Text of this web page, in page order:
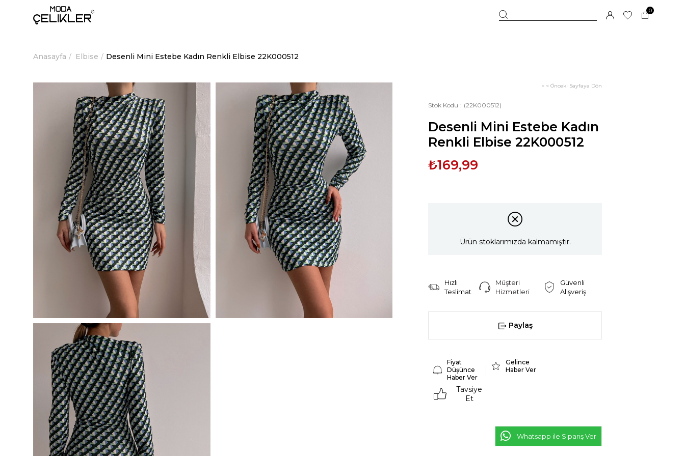
0
Anasayfa Elbise Desenli Mini Estebe Kadın Renkli Elbise 22K000512
< < Önceki Sayfaya Dön
Stok Kodu (22K000512)
Desenli Mini Estebe Kadın
Renkli Elbise 22K000512
₺169,99
Ürün stoklarımızda kalmamıştır.
Hızlı
Teslimat
Müşteri
Hizmetleri
Güvenli
Alışveriş
Paylaş
Fiyat
Düşünce
Haber Ver
Gelince
Haber Ver
Tavsiye
Et
Whatsapp ile Sipariş Ver